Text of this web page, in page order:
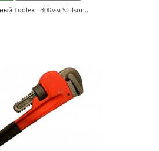
Toolex - 300мм Stillson..